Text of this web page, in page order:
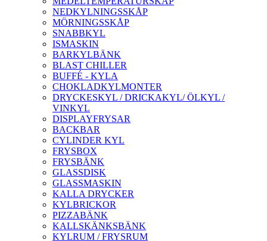
NEDKYLNINGSSKÅP
MÖRNINGSSKÅP
SNABBKYL
ISMASKIN
BARKYLBÄNK
BLAST CHILLER
BUFFÉ - KYLA
CHOKLADKYLMONTER
DRYCKESKYL / DRICKAKYL/ ÖLKYL /
VINKYL
DISPLAYFRYSAR
BACKBAR
CYLINDER KYL
FRYSBOX
FRYSBÄNK
GLASSDISK
GLASSMASKIN
KALLA DRYCKER
KYLBRICKOR
PIZZABÄNK
KALLSKÄNKSBÄNK
KYLRUM / FRYSRUM